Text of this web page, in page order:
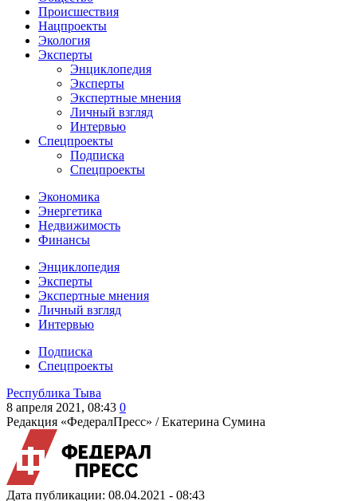
Происшествия
Нацпроекты
Экология
Эксперты
Энциклопедия
Эксперты
Экспертные мнения
Личный взгляд
Интервью
Спецпроекты
Подписка
Спецпроекты
Экономика
Энергетика
Недвижимость
Финансы
Энциклопедия
Эксперты
Экспертные мнения
Личный взгляд
Интервью
Подписка
Спецпроекты
Республика Тыва
8 апреля 2021, 08:43 0
Редакция «ФедералПресс» /Екатерина Сумина
Дата публикации: 08.04.2021 - 08:43